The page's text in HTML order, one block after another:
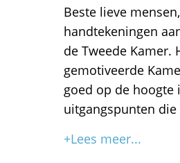
Beste lieve
handtekeningen
de Tweede
gemotiveerde
goed op de hoogte
uitgangspunten
+Lees meer...